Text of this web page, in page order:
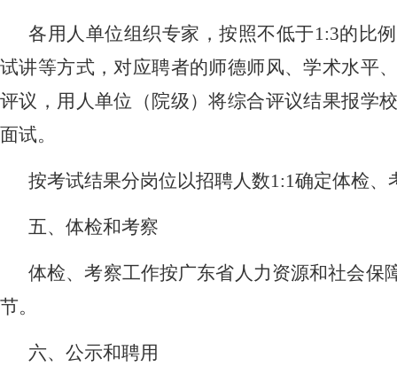
各用人单位组织专家，按照不低于1:3的比
试讲等方式，对应聘者的师德师风、学术水平
评议，用人单位（院级）将综合评议结果报学
面试。
按考试结果分岗位以招聘人数1:1确定体检、
五、 体检和考察
体检、考察工作按广东省人力资源和社会保
节。
六、 公示和聘用